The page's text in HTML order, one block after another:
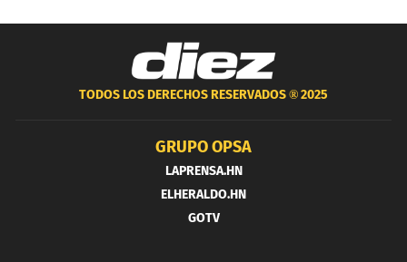
TODOS LOS DERECHOS RESERVADOS ®2025
GRUPO OPSA
LAPRENSA.HN
ELHERALDO.HN
GOTV